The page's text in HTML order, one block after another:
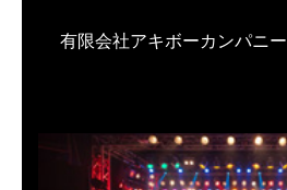
有限会社アキボーカンパニー